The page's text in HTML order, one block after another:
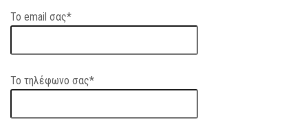
Το email σας*
Το τηλέφωνο σας*